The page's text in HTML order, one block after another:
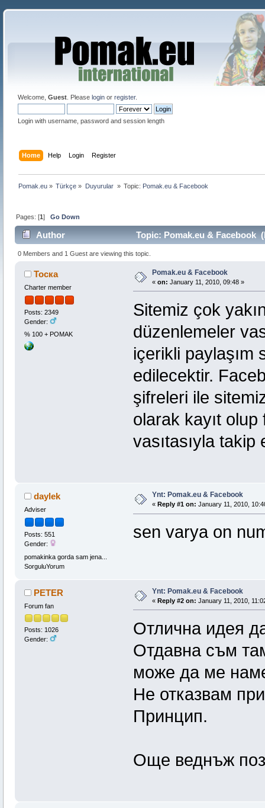
Welcome, Guest. Please loginor register.
Login with username, password and session length
Home Help Login Register
Pomak.eu » Türkçe » Duyurular » Topic: Pomak.eu & Facebook
Pages: [1]Go Down
Author Topic: Pomak.eu & Facebook
0 Members and 1 Guest are viewing this topic.
Тоска
Charter member
Posts: 2349
Gender:
% 100 + POMAK
Pomak.eu & Facebook
« on: January 11, 2010, 09:48 »
Sitemiz çok
düzenlemeler
içerikli paylaşım
edilecektir.
şifreleri ile
olarak kayıt
vasıtasıyla
daylek
Adviser
Posts: 551
Gender:
pomakinka gorda sam jena...
SorguluYorum
Ynt: Pomak.eu & Facebook
« Reply #1 on: January 11, 2010,
sen varya on
PETER
Forum fan
Posts: 1026
Gender:
Ynt: Pomak.eu & Facebook
« Reply #2 on: January 11, 2010,
Отлична идея
Отдавна съм
може да ме
Не отказвам
Принцип.
Още веднъж